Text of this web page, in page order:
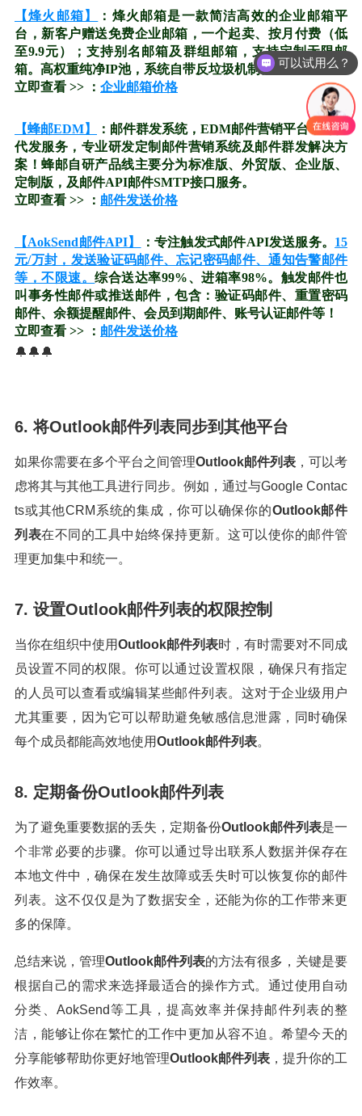
【烽火邮箱】
：烽火邮箱是一款简洁高效的企业邮箱平
台，新客户赠送免费企业邮箱，一个起卖、按月付费（低
至9.9元）；支持别名邮箱及群组邮箱，支持定制无限邮
箱。高权重纯净IP池，系统自带反垃圾机制。
立即查看 >> ： 企业邮箱价格
【蜂邮EDM】
：邮件群发系统，EDM邮件营销平台，邮件
代发服务，专业研发定制邮件营销系统及邮件群发解决方
案！蜂邮自研产品线主要分为标准版、外贸版、企业版、
定制版，及邮件API邮件SMTP接口服务。
立即查看 >> ： 邮件发送价格
【AokSend邮件API】 ：专注触发式邮件API发送服务。 15
元/万封，发送验证码邮件、忘记密码邮件、通知告警邮件
等，不限速。综合送达率99%、进箱率98%。触发邮件也
叫事务性邮件或推送邮件，包含：验证码邮件、重置密码
邮件、余额提醒邮件、会员到期邮件、账号认证邮件等！
立即查看 >> ： 邮件发送价格
🔔🔔🔔
6. 将Outlook邮件列表同步到其他平台
如果你需要在多个平台之间管理Outlook邮件列表 ，可以考
虑将其与其他工具进行同步。例如，通过与Google Contac
ts或其他CRM系统的集成，你可以确保你的Outlook邮件
列表在不同的工具中始终保持更新。这可以使你的邮件管
理更加集中和统一。
7. 设置Outlook邮件列表的权限控制
当你在组织中使用Outlook邮件列表时，有时需要对不同成
员设置不同的权限。你可以通过设置权限，确保只有指定
的人员可以查看或编辑某些邮件列表。这对于企业级用户
尤其重要，因为它可以帮助避免敏感信息泄露，同时确保
每个成员都能高效地使用Outlook邮件列表。
8. 定期备份Outlook邮件列表
为了避免重要数据的丢失，定期备份Outlook邮件列表是一
个非常必要的步骤。你可以通过导出联系人数据并保存在
本地文件中，确保在发生故障或丢失时可以恢复你的邮件
列表。这不仅仅是为了数据安全，还能为你的工作带来更
多的保障。
总结来说，管理Outlook邮件列表的方法有很多，关键是要
根据自己的需求来选择最适合的操作方式。通过使用自动
分类、AokSend等工具，提高效率并保持邮件列表的整
洁，能够让你在繁忙的工作中更加从容不迫。希望今天的
分享能够帮助你更好地管理Outlook邮件列表 ，提升你的工
作效率。
可以试用么？